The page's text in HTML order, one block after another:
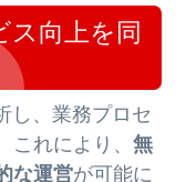
ス向上を同
し、業務プロセ
これにより、無
な運営が可能に